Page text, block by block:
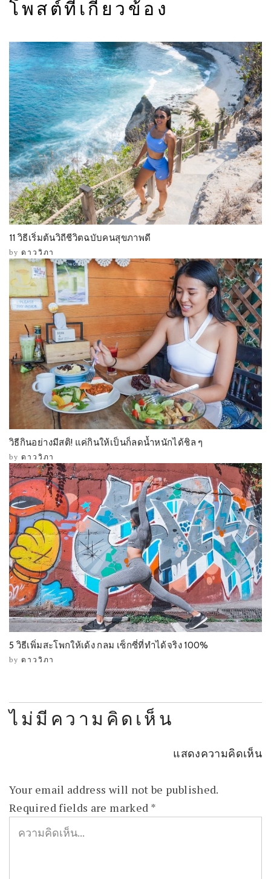
โพสต์ที่เกี่ยวข้อง
11 วิธีเริ่มต้นวิถีชีวิตฉบับคนสุขภาพดี
by ดาววิภา
วิธีกินอย่างมีสติ! แค่กินให้เป็นก็ลดน้ำหนักได้ชิล ๆ
by ดาววิภา
5 วิธีเพิ่มสะโพกให้เด้ง กลม เซ็กซี่ที่ทำได้จริง 100%
by ดาววิภา
ไม่มีความคิดเห็น
แสดงความคิดเห็น
Your email address will not be published.
Required fields are marked *